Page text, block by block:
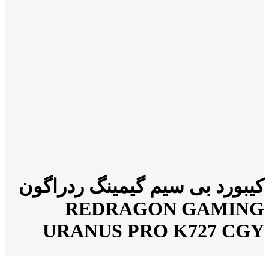
کیبورد بی سیم گیمینگ ردراگون
REDRAGON GAMING
URANUS PRO K727 CGY